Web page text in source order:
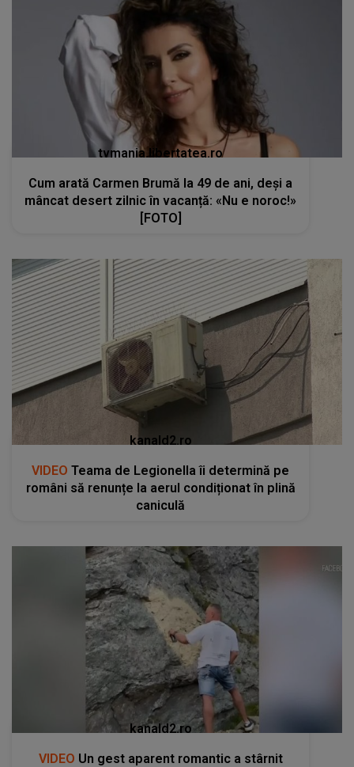
tvmania.libertatea.ro
Cum arată Carmen Brumă la 49 de ani, deși a
mâncat desert zilnic în vacanță: «Nu e noroc!»
[FOTO]
kanald2.ro
VIDEO Teama de Legionella îi determină pe
români să renunțe la aerul condiționat în plină
caniculă
kanald2.ro
VIDEO Un gest aparent romantic a stârnit